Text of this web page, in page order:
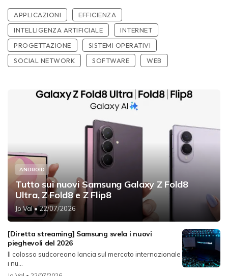
APPLICAZIONI
EFFICIENZA
INTELLIGENZA ARTIFICIALE
INTERNET
PROGETTAZIONE
SISTEMI OPERATIVI
SOCIAL NETWORK
SOFTWARE WEB
ANDROID
Tutto sui nuovi Samsung Galaxy Z Fold8
Ultra, Z Fold8 e Z Flip8
Jo Val• 22/07/2026
[Diretta streaming] Samsung svela i nuovi
pieghevoli del 2026
Il colosso sudcoreano lancia sul mercato internazionale
i nu...